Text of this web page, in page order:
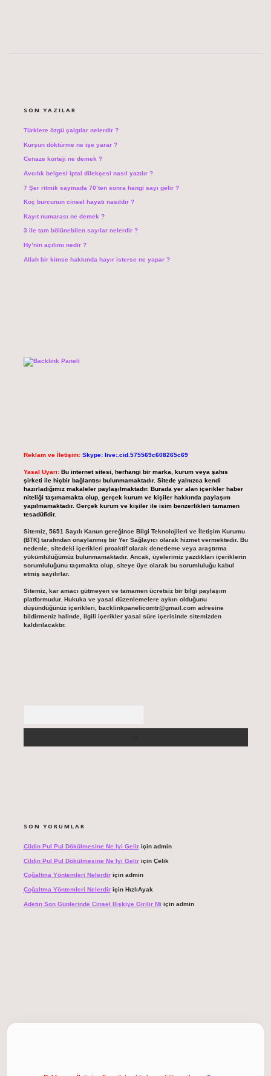
SON YAZILAR
Türklere özgü çalgılar nelerdir ?
Kurşun döktürme ne işe yarar ?
Cenaze korteji ne demek ?
Avcılık belgesi iptal dilekçesi nasıl yazılır ?
7 Şer ritmik saymada 70’ten sonra hangi sayı gelir ?
Koç burcunun cinsel hayatı nasıldır ?
Kayıt numarası ne demek ?
3 ile tam bölünebilen sayılar nelerdir ?
Hy’nin açılımı nedir ?
Allah bir kimse hakkında hayır isterse ne yapar ?
Reklam ve İletişim: Skype: live:.cid.575569c608265c69
Yasal Uyarı: Bu internet sitesi, herhangi bir marka, kurum veya şahıs
şirketi ile hiçbir bağlantısı bulunmamaktadır. Sitede yalnızca kendi
hazırladığımız makaleler paylaşılmaktadır. Burada yer alan içerikler haber
niteliği taşımamakta olup, gerçek kurum ve kişiler hakkında paylaşım
yapılmamaktadır. Gerçek kurum ve kişiler ile isim benzerlikleri tamamen
tesadüfidir.
Sitemiz, 5651 Sayılı Kanun gereğince Bilgi Teknolojileri ve İletişim Kurumu
(BTK) tarafından onaylanmış bir Yer Sağlayıcı olarak hizmet vermektedir. Bu
nedenle, sitedeki içerikleri proaktif olarak denetleme veya araştırma
yükümlülüğümüz bulunmamaktadır. Ancak, üyelerimiz yazdıkları içeriklerin
sorumluluğunu taşımakta olup, siteye üye olarak bu sorumluluğu kabul
etmiş sayılırlar.
Sitemiz, kar amacı gütmeyen ve tamamen ücretsiz bir bilgi paylaşım
platformudur. Hukuka ve yasal düzenlemelere aykırı olduğunu
düşündüğünüz içerikleri, backlinkpanelicomtr@gmail.comadresine
bildirmeniz halinde, ilgili içerikler yasal süre içerisinde sitemizden
kaldırılacaktır.
SON YORUMLAR
Cildin Pul Pul Dökülmesine Ne Iyi Geliriçin admin
Cildin Pul Pul Dökülmesine Ne Iyi Geliriçin Çelik
Çoğaltma Yöntemleri Nelerdiriçin admin
Çoğaltma Yöntemleri Nelerdiriçin HızlıAyak
Adetin Son Günlerinde Cinsel Ilişkiye Girilir Mi için admin